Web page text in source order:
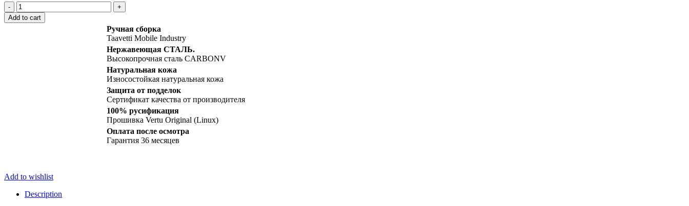
Vertu
Signature
S
Add to cart
Ручная сборка
Taavetti Mobile Industry
Нержавеющая СТАЛЬ.
Высокопрочная сталь CARBONV
Натуральная кожа
Износостойкая натуральная кожа
Защита от подделок
Сертификат качества от производителя
100% русификация
Прошивка Vertu Original (Linux)
Оплата после осмотра
Гарантия 36 месяцев
Add to wishlist
Description